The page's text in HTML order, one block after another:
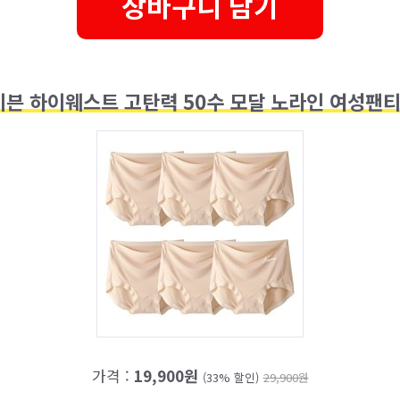
븐 하이웨스트 고탄력 50수 모달 노라인 여성팬
가격 : 19,900원 (33% 할인) 29,900원